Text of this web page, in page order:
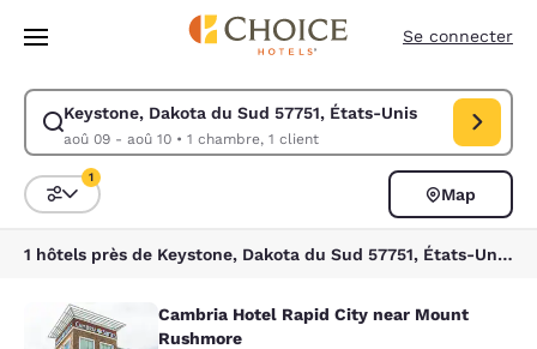
Sauter à Contenu Principal
Se connecter
Keystone, Dakota du Sud 57751, États-Unis
aoû 09 - aoû 10• 1 chambre, 1 client
Modifier la recherche pour Keystone, Dakota du Sud 57751, États-
Triez et filtrez
1
Map
1 hôtels près de Keystone, Dakota du Sud 57751, États-Unis correspondent à vos filtres
Cambria Hotel Rapid City near
Cambria Hotel Rapid City near Mount
Rushmore